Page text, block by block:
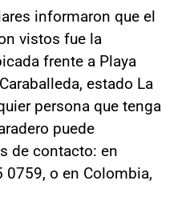
informaron que el
vistos fue la
frente a Playa
estado La
persona que tenga
puede
de contacto: en
0759, o en Colombia,